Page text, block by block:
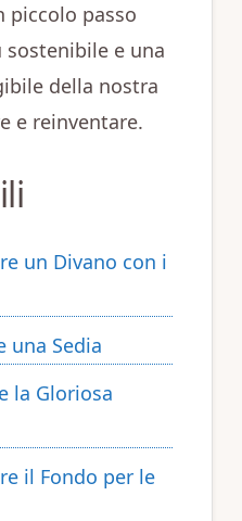
piccolo passo
e una
della nostra
e reinventare.
un Divano con i
una Sedia
la Gloriosa
il Fondo per le